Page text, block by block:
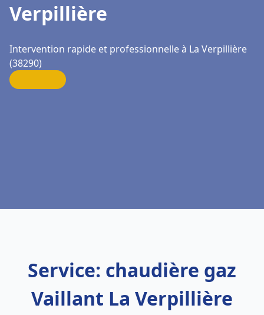
Verpillière
Intervention rapide et professionnelle à La Verpillière
(38290)
Service: chaudière gaz
Vaillant La Verpillière